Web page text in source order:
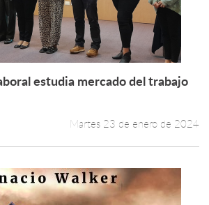
Leer más +
estudia mercado del trabajo
Martes 23 de enero de 2024